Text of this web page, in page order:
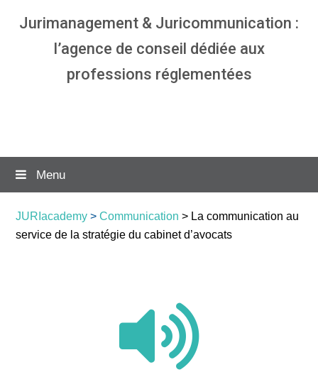
Jurimanagement & Juricommunication :
l’agence de conseil dédiée aux
professions réglementées
Menu
JURIacademy > Communication > La communication au
service de la stratégie du cabinet d’avocats